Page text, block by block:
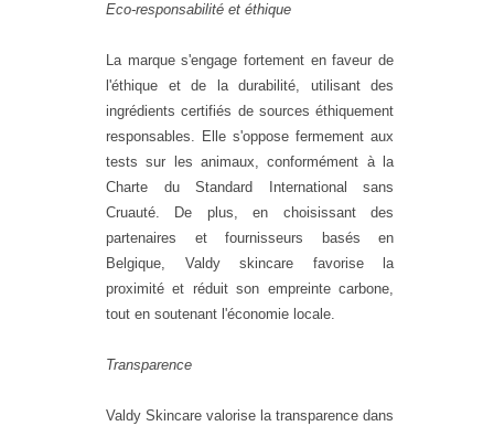
Eco-responsabilité et éthique
La marque s'engage fortement en faveur de
l'éthique et de la durabilité, utilisant des
ingrédients certifiés de sources éthiquement
responsables. Elle s'oppose fermement aux
tests sur les animaux, conformément à la
Charte du Standard International sans
Cruauté. De plus, en choisissant des
partenaires et fournisseurs basés en
Belgique, Valdy skincare favorise la
proximité et réduit son empreinte carbone,
tout en soutenant l'économie locale.
Transparence
Valdy Skincare valorise la transparence dans